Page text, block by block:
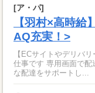
[ア・パ]
【羽村×高時給
AQ充実！>
【ECサイトやデリバ
仕事です 専用画面で
な配達をサポートし...